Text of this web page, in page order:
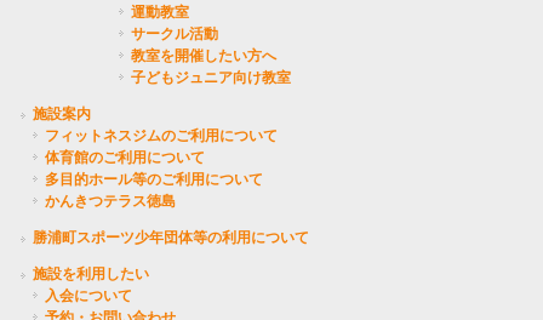
運動教室
サークル活動
教室を開催したい方へ
子どもジュニア向け教室
施設案内
フィットネスジムのご利用について
体育館のご利用について
多目的ホール等のご利用について
かんきつテラス徳島
勝浦町スポーツ少年団体等の利用について
施設を利用したい
入会について